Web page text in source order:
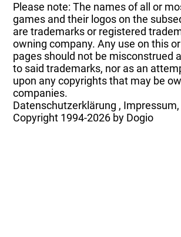
Please note: The names of all or
games and their logos on the
are trademarks or registered
owning company. Any use on this
pages should not be misconstrued
to said trademarks, nor as an
upon any copyrights that may be
companies.
Datenschutzerklärung ,
Copyright 1994-2026 by Dogio